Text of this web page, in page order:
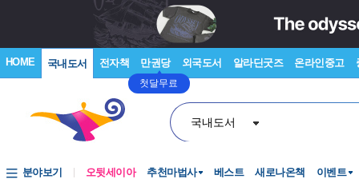
HOME 국내도서 전자책 만권당
첫달무료
외국도서 알라딘굿즈 온라인중고
국내도서
분야보기 오뒷세이아 추천마법사 베스트 새로나온책 이벤트